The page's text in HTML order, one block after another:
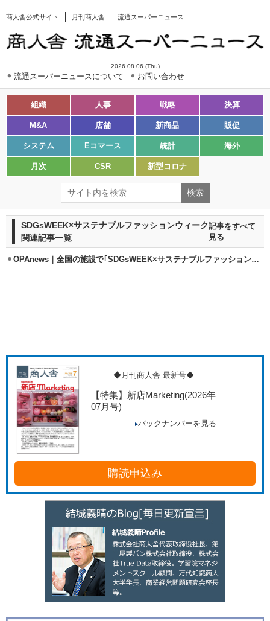
商人舎公式サイト 月刊商人舎 流通スーパーニュース
2026.08.06 (Thu)
流通スーパーニュースについて お問い合わせ
組織 人事 戦略 決算
M&A 店舗 新商品 販促
システム Eコマース 統計 海外
月次 CSR 新型コロナ
SDGsWEEK×サステナブルファッションウィーク
関連記事一覧
記事をすべて
見る
OPAnews｜全国の施設で｢SDGsWEEK×サステナブルファッションウィーク｣
◆月刊商人舎 最新号◆
【特集】新店Marketing(2026年
07月号)
バックナンバーを見る
購読申込み